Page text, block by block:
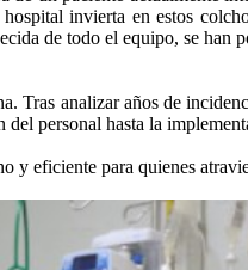
invierta en estos
de todo el equipo, se han
Tras analizar años de
personal hasta la
eficiente para quienes